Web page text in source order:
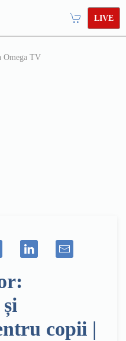
LIVE
Omega TV
copii |